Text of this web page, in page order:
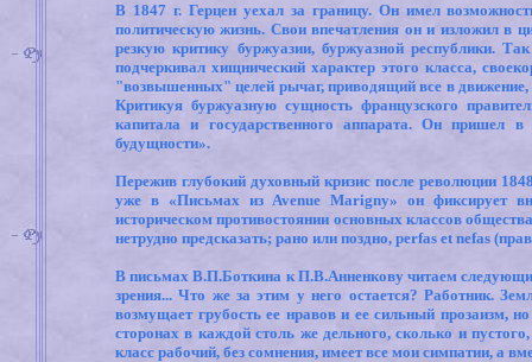
В 1847 г. Герцен уехал за границу. Он имел
политическую жизнь. Свои впечатления он и изложил в
резкую критику буржуазии, буржуазной республики.
подчеркивал хищнический характер этого класса,
"возвышенных" целей рычаг, приводящий все в
Критикуя буржуазную сущность французского
капитала и государственного аппарата. Он пришел
будущности».
Пережив глубокий духовный кризис после революции
уже в «Письмах изAvenue Marigny» он фиксирует
историческом противостоянии основных классов
нетрудно предсказать; рано или поздно, perfas et nefas
В письмах В.П.Боткина к П.В.Анненкову читаем
зрения... Что же за этим у него остается? Работник.
возмущает грубость ее нравов и ее сильный прозаизм,
сторонах в каждой столь же дельного, сколько и
класс рабочий, без сомнения, имеет все мои симпатии, а